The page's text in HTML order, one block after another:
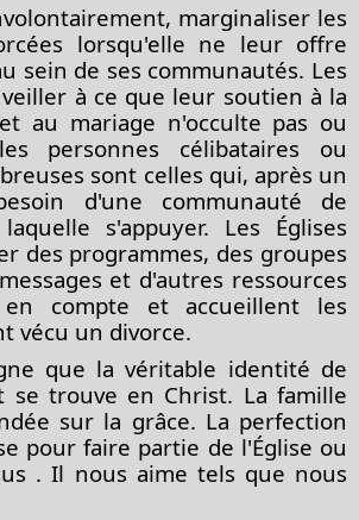
marginaliser les
lorsqu'elle ne leur offre
sein de ses communautés. Les
à ce que leur soutien à la
au mariage n'occulte pas ou
personnes célibataires ou
sont celles qui, après un
d'une communauté de
s'appuyer. Les Églises
des programmes, des groupes
et d'autres ressources
compte et accueillent les
vécu un divorce.
que la véritable identité de
se trouve en Christ. La famille
sur la grâce. La perfection
pour faire partie de l'Église ou
. Il nous aime tels que nous